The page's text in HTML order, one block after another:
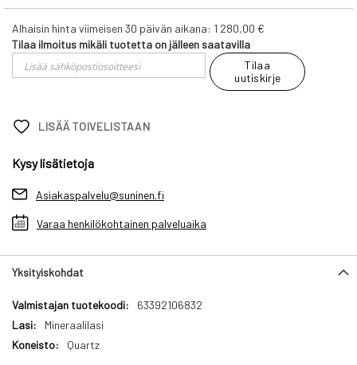
Alhaisin hinta viimeisen 30 päivän aikana: 1 280,00 €
Tilaa ilmoitus mikäli tuotetta on jälleen saatavilla
Tilaa
uutiskirje
LISÄÄ TOIVELISTAAN
Kysy lisätietoja
Asiakaspalvelu@suninen.fi
Varaa henkilökohtainen palveluaika
Yksityiskohdat
Yksityiskohdat
63392106832
Mineraalilasi
Quartz